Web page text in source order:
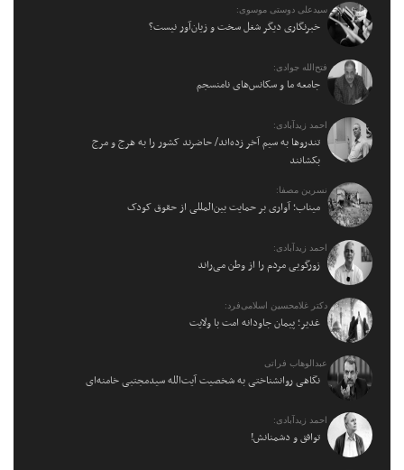
سیدعلی دوستی موسوی:
خبرنگاری دیگر شغل سخت و زیان‌آور نیست؟
فتح‌الله جوادی:
جامعه ما و سکانس‌های نامنسجم
احمد زیدآبادی:
تندروها به سیم آخر زده‌اند/ حاضرند کشور را به هرج و مرج
بکشانند
نسرین مصفا:
میناب؛ آواری بر حمایت بین‌المللی از حقوق کودک
احمد زیدآبادی:
زورگویی مردم را از وطن می‌راند
دکتر غلامحسین اسلامی‌فرد:
غدیر؛ پیمان جاودانه امت با ولایت
عبدالوهاب فراتی
نگاهی روانشناختی به شخصیت آیت‌الله سیدمجتبی خامنه‌ای
احمد زیدآبادی:
توافق و دشمنانش!